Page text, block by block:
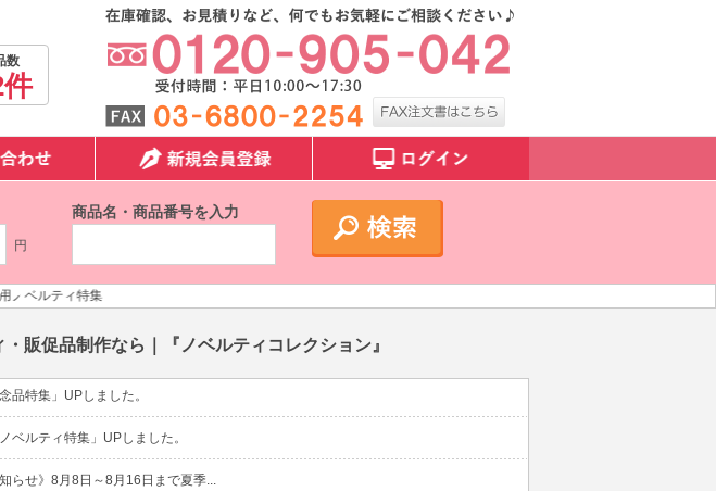
数
円
商品名・商品番号を入力
販促品制作なら｜『ノベルティコレクション』
品特集」UPしました。
ベルティ特集」UPしました。
知らせ》8月8日～8月16日まで夏季...